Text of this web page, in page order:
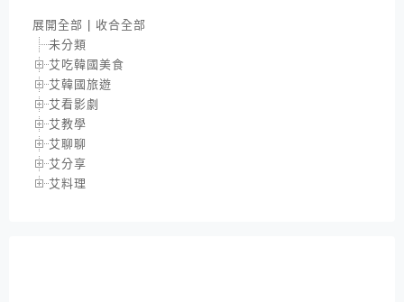
展開全部 | 收合全部
未分類
艾吃韓國美食
艾韓國旅遊
艾看影劇
艾教學
艾聊聊
艾分享
艾料理